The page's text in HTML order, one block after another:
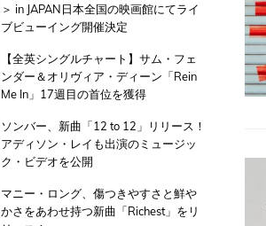
＞ in JAPAN日本全国の映画館にてライ
ブビューイング開催決定
【全英シングルチャート】サム・フェ
ンダー＆オリヴィア・ディーン「Rein
Me In」17週目の首位を獲得
ソンバー、新曲「12 to 12」リリース！
アディソン・レイも出演のミュージッ
ク・ビデオを公開
マニー・ロング、傷つきやすさと鮮や
かさをあわせ持つ新曲「Richest」をリ